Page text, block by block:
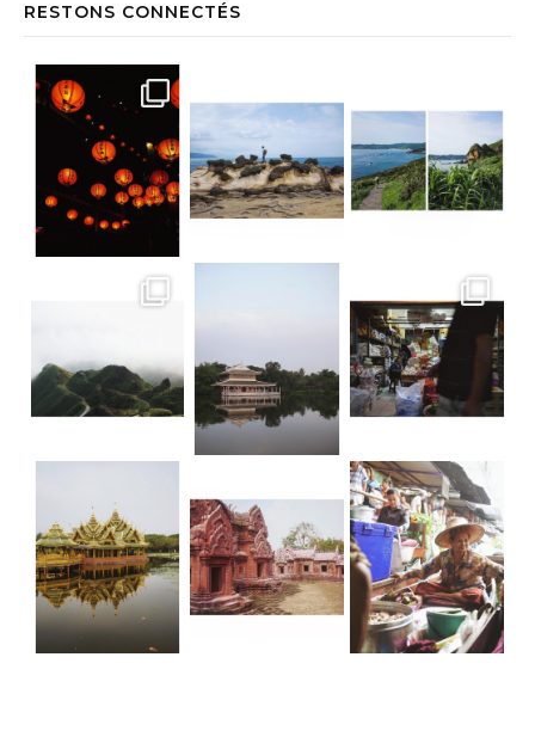
RESTONS CONNECTÉS